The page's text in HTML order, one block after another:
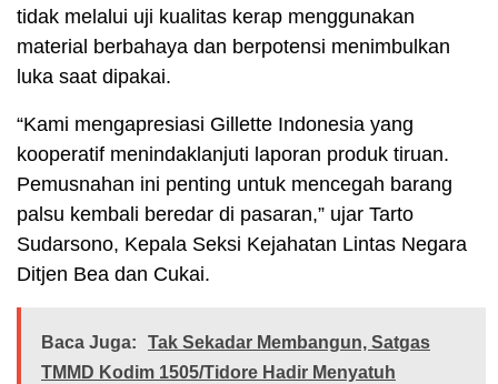
tidak melalui uji kualitas kerap menggunakan
material berbahaya dan berpotensi menimbulkan
luka saat dipakai.
“Kami mengapresiasi Gillette Indonesia yang
kooperatif menindaklanjuti laporan produk tiruan.
Pemusnahan ini penting untuk mencegah barang
palsu kembali beredar di pasaran,” ujar Tarto
Sudarsono, Kepala Seksi Kejahatan Lintas Negara
Ditjen Bea dan Cukai.
Baca Juga:
Tak Sekadar Membangun, Satgas
TMMD Kodim 1505/Tidore Hadir Menyatuh